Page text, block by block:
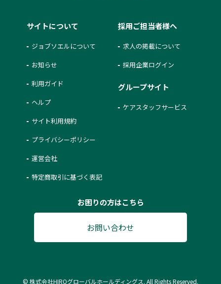
サイトについて
ジョブソエルについて
お知らせ
利用ガイド
ヘルプ
サイト利用規約
プライバシーポリシー
運営会社
特定商取引に基づく表記
採用ご担当者様へ
求人の掲載について
採用企業ログイン
グループサイト
ケアスタッフサービス
お困りの方はこちら
お問い合わせ
© 株式会社HIROグローバルホールディングス. All Rights Reserved.